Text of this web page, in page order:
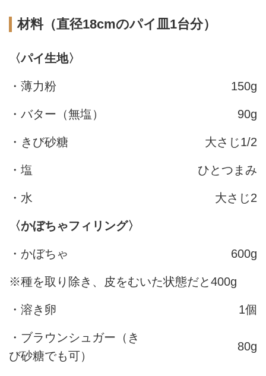
材料（直径18cmのパイ皿1台分）
〈パイ生地〉
・薄力粉 150g
・バター（無塩） 90g
・きび砂糖 大さじ1/2
・塩 ひとつまみ
・水 大さじ2
〈かぼちゃフィリング〉
・かぼちゃ 600g
※種を取り除き、皮をむいた状態だと400g
・溶き卵 1個
・ブラウンシュガー（き
び砂糖でも可）
80g